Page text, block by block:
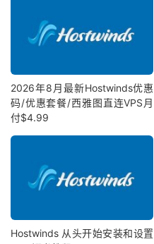
2026年8月最新Hostwinds优惠
码/优惠套餐/西雅图直连VPS月
付$4.99
Hostwinds 从头开始安装和设置